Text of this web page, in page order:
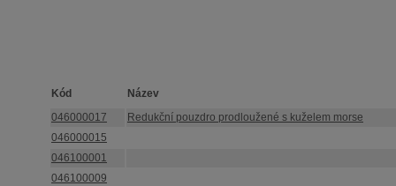
Kód
Název
046000017
Redukční pouzdro prodloužené s kuželem morse
046000015
046100001
046100009